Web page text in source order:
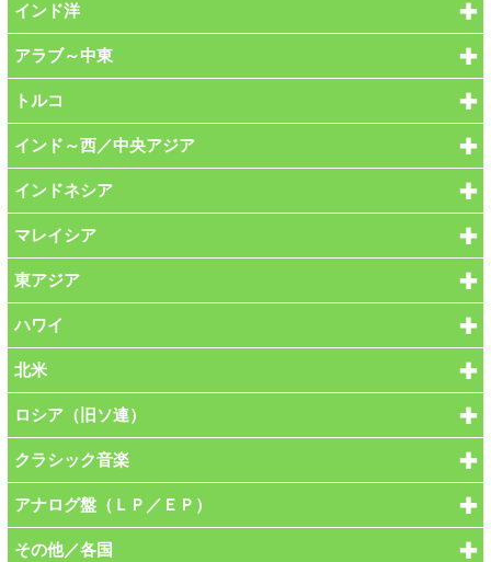
インド洋
アラブ～中東
トルコ
インド～西／中央アジア
インドネシア
マレイシア
東アジア
ハワイ
北米
ロシア（旧ソ連）
クラシック音楽
アナログ盤（ＬＰ／ＥＰ）
その他／各国